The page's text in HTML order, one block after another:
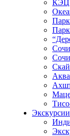
КЭЦ
Экскурсии